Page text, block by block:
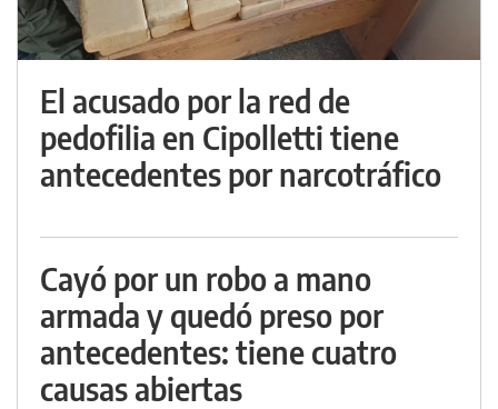
El acusado por la red de
pedofilia en Cipolletti tiene
antecedentes por narcotráfico
Cayó por un robo a mano
armada y quedó preso por
antecedentes: tiene cuatro
causas abiertas